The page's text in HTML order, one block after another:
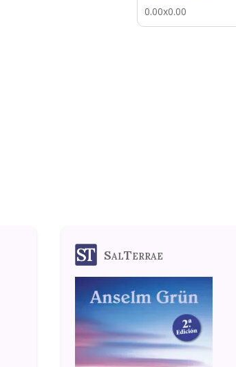
0.00x0.00
SalTerrae